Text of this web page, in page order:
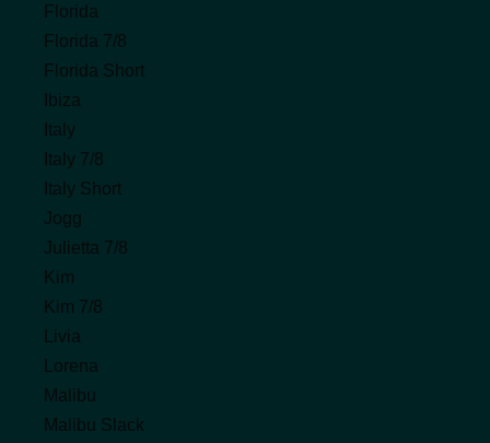
Florida
Florida 7/8
Florida Short
Ibiza
Italy
Italy 7/8
Italy Short
Jogg
Julietta 7/8
Kim
Kim 7/8
Livia
Lorena
Malibu
Malibu Slack